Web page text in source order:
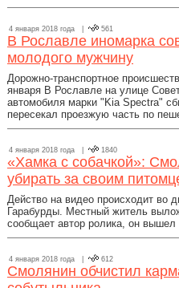
4 января 2018 года | 561
В Рославле иномарка
молодого мужчину
Дорожно-транспортное
января В Рославле на улице
автомобиля марки "Kia Spectra"
пересекал проезжую часть по
4 января 2018 года | 1840
«Хамка с собачкой»:
убирать за своим
Действо на видео происходит во
Гарабурды. Местный житель
сообщает автор ролика, он вышел
4 января 2018 года | 612
Смолянин обчистил